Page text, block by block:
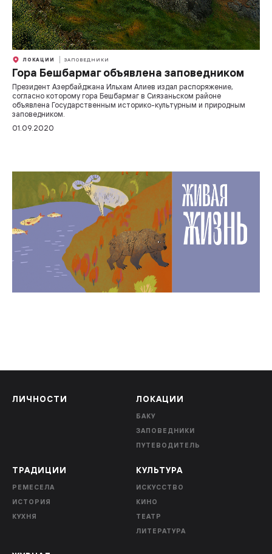
ЛОКАЦИИ ЗАПОВЕДНИКИ
Гора Бешбармаг объявлена заповедником
Президент Азербайджана Ильхам Алиев издал распоряжение,
согласно которому гора Бешбармаг в Сиязаньском районе
объявлена Государственным историко-культурным и природным
заповедником.
01.09.2020
ЛИЧНОСТИ ЛОКАЦИИ
БАКУ
ЗАПОВЕДНИКИ
ПУТЕВОДИТЕЛЬ
ТРАДИЦИИ
РЕМЕСЕЛА
ИСТОРИЯ
КУХНЯ
КУЛЬТУРА
ИСКУССТВО
КИНО
ТЕАТР
ЛИТЕРАТУРА